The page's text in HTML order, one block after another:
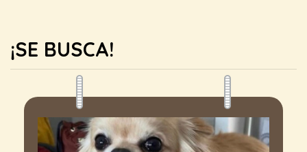
¡SE BUSCA!